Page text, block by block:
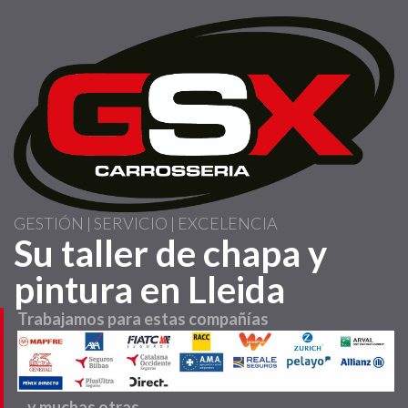
principal
GESTIÓN | SERVICIO | EXCELENCIA
Su taller de chapa y
pintura en Lleida
Trabajamos para estas compañías